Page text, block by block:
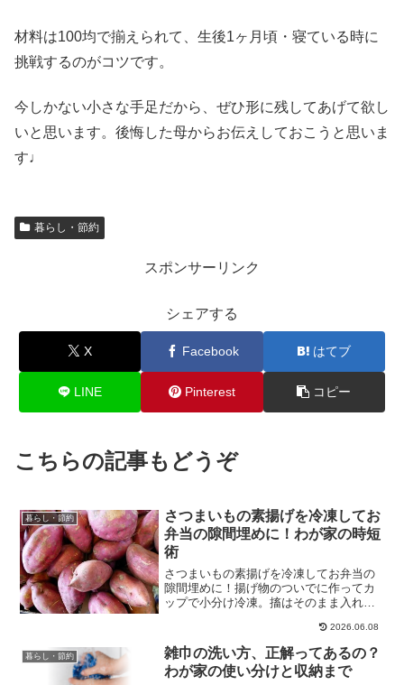
材料は100均で揃えられて、生後1ヶ月頃・寝ている時に
挑戦するのがコツです。
今しかない小さな手足だから、ぜひ形に残してあげて欲し
いと思います。後悔した母からお伝えしておこうと思いま
す♩
暮らし・節約
スポンサーリンク
シェアする
X Facebook はてブ
LINE Pinterest コピー
こちらの記事もどうぞ
暮らし・節約
さつまいもの素揚げを冷凍してお
弁当の隙間埋めに！わが家の時短
術
さつまいもの素揚げを冷凍してお弁当の
隙間埋めに！揚げ物のついでに作ってカ
ップで小分け冷凍。搐はそのまま入れる
2026.06.08
暮らし・節約
雑巾の洗い方、正解ってあるの？
わが家の使い分けと収納まで